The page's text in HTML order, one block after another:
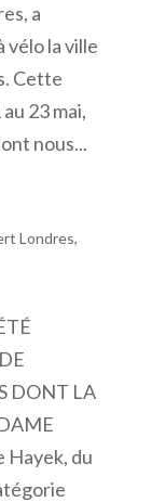
a
la ville
Cette
23 mai,
nous...
Londres,
DONT LA
Hayek, du